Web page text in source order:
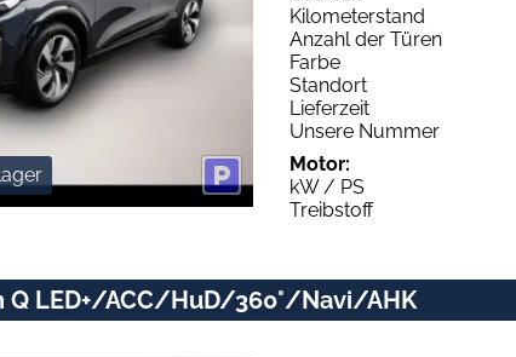
Kilometerstand
Anzahl der Türen
Farbe
Standort
Lieferzeit
Unsere Nummer
Motor:
kW / PS
Treibstoff
Q LED+/ACC/HuD/360°/Navi/AHK